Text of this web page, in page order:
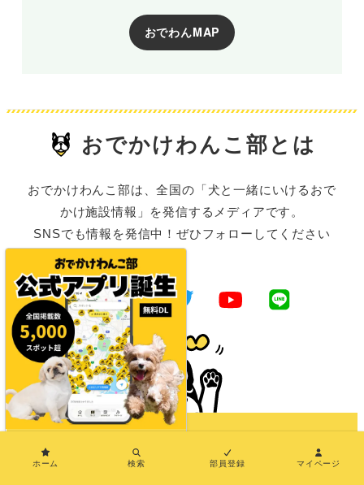
おでわんMAP
おでかけわんこ部とは
おでかけわんこ部は、全国の「犬と一緒にいけるおで
かけ施設情報」を発信するメディアです。
SNSでも情報を発信中！ぜひフォローしてください
InstagramFacebook
TwitterYouTube
LINE
ホーム 検索 部員登録 マイページ